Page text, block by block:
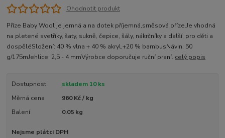
Ohodnotit produkt
Příze Baby Wool je jemná a na dotek příjemná,směsová příze.Je vhodná
na pletené svetříky, šaty, sukně, čepice, šály, nákrčníky a další, pro děti a
dospěléSložení: 40 % vlna + 40 % akryl,+20 % bambusNávin: 50
g/175mJehlice: 2,5 - 4 mmVýrobce doporučuje ruční praní. celý popis
Dostupnost
skladem 10 ks
Měrná cena
960 Kč / kg
Balení
0.05 kg
Nejsme plátci DPH